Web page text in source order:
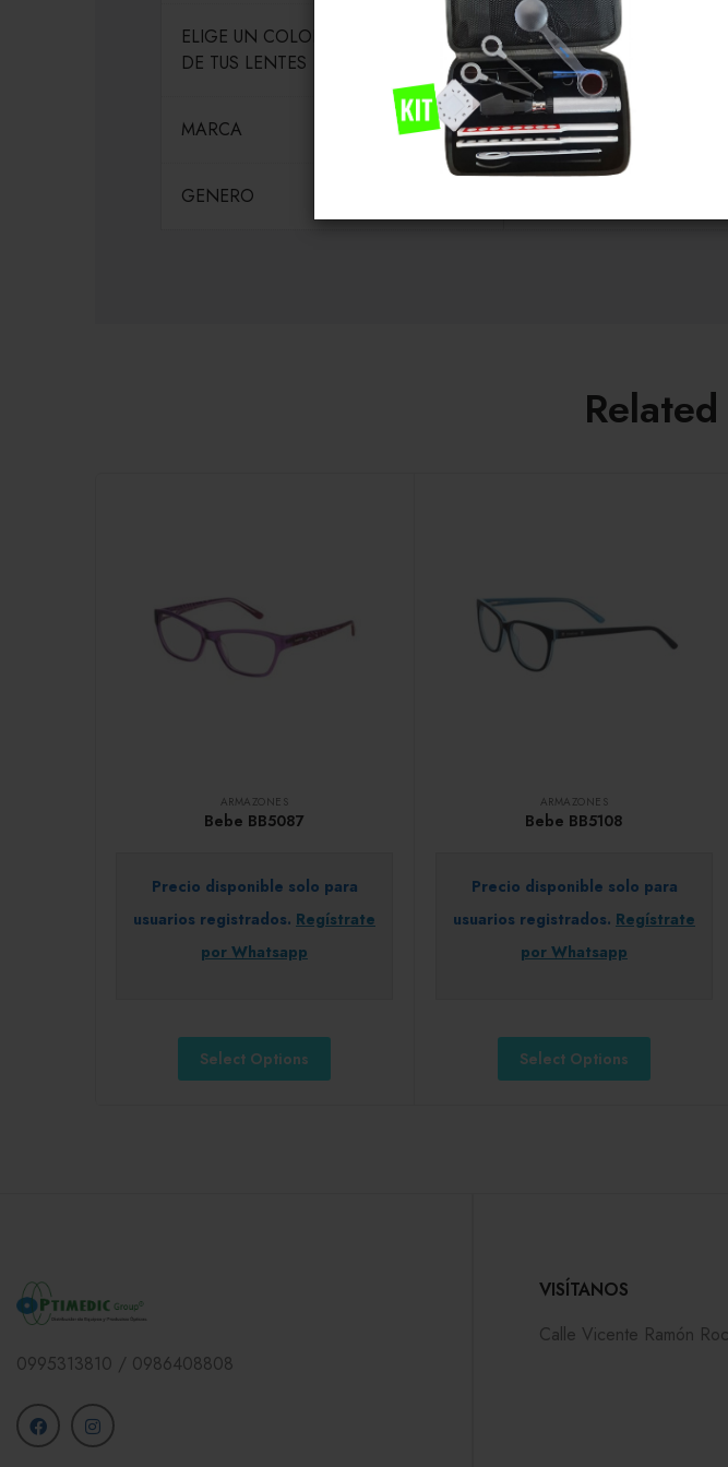
ELIGE UN COLOR PARA EL MARCO
DE TUS LENTES
Cafe C4IN
MARCA FOSSIL
GENERO
ARMAZONES
Bebe BB5087
Precio disponible solo para
usuarios registrados. Regístrate
por Whatsapp
Select Options
ARMAZONES
Bebe BB5108
Precio disponible solo para
usuarios registrados. Regístrate
por Whatsapp
Select Options
0995313810 / 0986408808
VISÍTANOS
Calle Vicente Ramón